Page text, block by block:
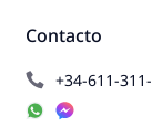
Contacto
+34-611-